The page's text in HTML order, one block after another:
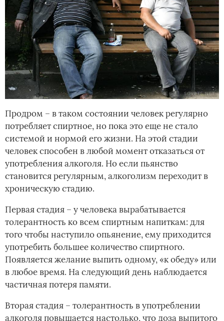
Продром – в таком состоянии человек регулярно
потребляет спиртное, но пока это еще не стало
системой и нормой его жизни. На этой стадии
человек способен в любой момент отказаться от
употребления алкоголя. Но если пьянство
становится регулярным, алкоголизм переходит в
хроническую стадию.
Первая стадия – у человека вырабатывается
толерантность ко всем спиртным напиткам: для
того чтобы наступило опьянение, ему приходится
употребить большее количество спиртного.
Появляется желание выпить одному, «к обеду» или
в любое время. На следующий день наблюдается
частичная потеря памяти.­
Вторая стадия – толерантность в употреблении
алкоголя повышается настолько, что доза выпитого